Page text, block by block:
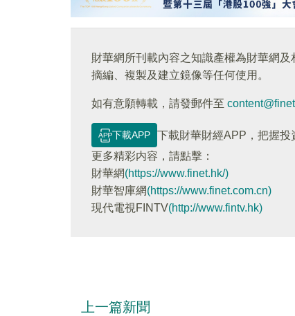
財華網所刊載內容之知識產權為財華網
摘編、複製及建立鏡像等任何使用。
如有意願轉載，請發郵件至
下載APP
下載財華財經APP，把握投
更多精彩内容，請點擊：
財華網(https://www.finet.hk/)
財華智庫網(https://www.finet.com.cn)
現代電視FINTV(http://www.fintv.hk)
上一篇新聞